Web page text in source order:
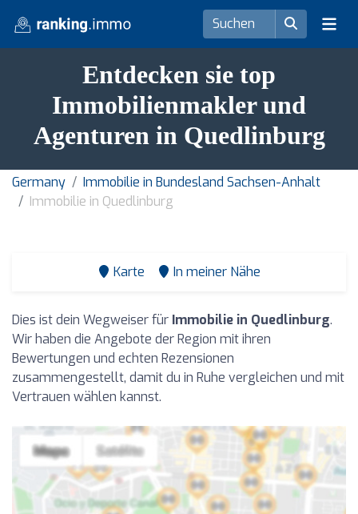
Entdecken sie top
Immobilienmakler und
Agenturen in Quedlinburg
Germany
Immobilie in Bundesland Sachsen-Anhalt
Immobilie in Quedlinburg
Karte In meiner Nähe
Dies ist dein Wegweiser für Immobilie in Quedlinburg.
Wir haben die Angebote der Region mit ihren
Bewertungen und echten Rezensionen
zusammengestellt, damit du in Ruhe vergleichen und mit
Vertrauen wählen kannst.